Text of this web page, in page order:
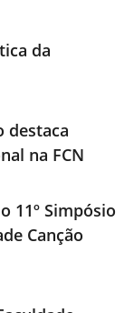
da
destaca
na FCN
11º Simpósio
Canção